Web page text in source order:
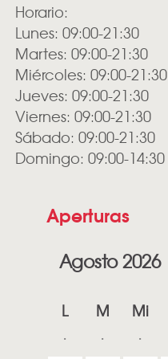
Horario:
Lunes: 09:00-21:30
Martes: 09:00-21:30
Miércoles: 09:00-21:30
Jueves: 09:00-21:30
Viernes: 09:00-21:30
Sábado: 09:00-21:30
Domingo: 09:00-14:30
Aperturas
Agosto 2026
L M Mi